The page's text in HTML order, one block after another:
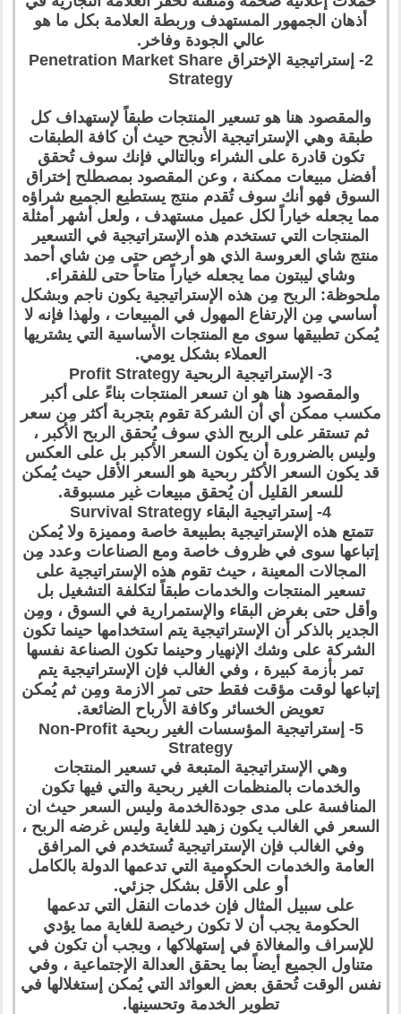
أذهان الجمهور المستهدف وربطة العلامة بكل ما هو
عالي الجودة وفاخر.
2- إستراتيجية الإختراق Penetration Market Share
Strategy
والمقصود هنا هو تسعير المنتجات طبقاً لإستهداف كل
طبقة وهي الإستراتيجية الأنجح حيث أن كافة الطبقات
تكون قادرة على الشراء وبالتالي فإنك سوف تُحقق
أفضل مبيعات ممكنة ، وعن المقصود بمصطلح إختراق
السوق فهو أنك سوف تُقدم منتج يستطيع الجميع شراؤه
مما يجعله خياراً لكل عميل مستهدف ، ولعل أشهر أمثلة
المنتجات التي تستخدم هذه الإستراتيجية في التسعير
منتج شاي العروسة الذي هو أرخص حتى مِن شاي أحمد
وشاي ليبتون مما يجعله خياراً متاحاً حتى للفقراء.
ملحوظة: الربح مِن هذه الإستراتيجية يكون ناجم وبشكل
أساسي مِن الإرتفاع المهول في المبيعات ، ولهذا فإنه لا
يُمكن تطبيقها سوى مع المنتجات الأساسية التي يشتريها
العملاء بشكل يومي.
3- الإستراتيجية الربحية Profit Strategy
والمقصود هنا هو ان تسعر المنتجات بناءً على أكبر
مكسب ممكن أي أن الشركة تقوم بتجربة أكثر مِن سعر
ثم تستقر على الربح الذي سوف يُحقق الربح الأكبر ،
وليس بالضرورة أن يكون السعر الأكبر بل على العكس
قد يكون السعر الأكثر ربحية هو السعر الأقل حيث يُمكن
للسعر القليل أن يُحقق مبيعات غير مسبوقة.
4- إستراتيجية البقاء Survival Strategy
تتمتع هذه الإستراتيجية بطبيعة خاصة ومميزة ولا يُمكن
إتباعها سوى في ظروف خاصة ومع الصناعات وعدد مِن
المجالات المعينة ، حيث تقوم هذه الإستراتيجية على
تسعير المنتجات والخدمات طبقاً لتكلفة التشغيل بل
وأقل حتى بغرض البقاء والإستمرارية في السوق ، ومِن
الجدير بالذكر أن الإستراتيجية يتم استخدامها حينما تكون
الشركة على وشك الإنهيار وحينما تكون الصناعة نفسها
تمر بأزمة كبيرة ، وفي الغالب فإن الإستراتيجية يتم
إتباعها لوقت مؤقت فقط حتى تمر الازمة ومِن ثم يُمكن
تعويض الخسائر وكافة الأرباح الضائعة.
5- إستراتيجية المؤسسات الغير ربحية Non-Profit
Strategy
وهي الإستراتيجية المتبعة في تسعير المنتجات
والخدمات بالمنظمات الغير ربحية والتي فيها تكون
المنافسة على مدى جودةالخدمة وليس السعر حيث ان
السعر في الغالب يكون زهيد للغاية وليس غرضه الربح ،
وفي الغالب فإن الإستراتيجية تُستخدم في المرافق
العامة والخدمات الحكومية التي تدعمها الدولة بالكامل
أو على الأقل بشكل جزئي.
على سبيل المثال فإن خدمات النقل التي تدعمها
الحكومة يجب أن لا تكون رخيصة للغاية مما يؤدي
للإسراف والمغالاة في إستهلاكها ، ويجب أن تكون في
متناول الجميع أيضاً بما يحقق العدالة الإجتماعية ، وفي
نفس الوقت تُحقق بعض العوائد التي يُمكن إستغلالها في
تطوير الخدمة وتحسينها.